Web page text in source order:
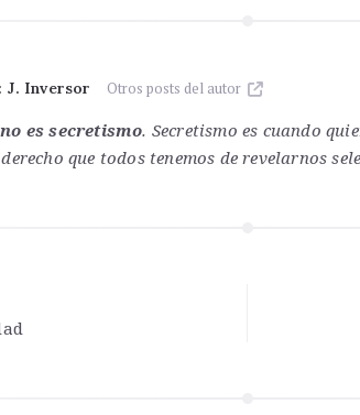
J. Inversor Otros posts del autor
no es secretismo. Secretismo es cuando
que todos tenemos de revelarnos